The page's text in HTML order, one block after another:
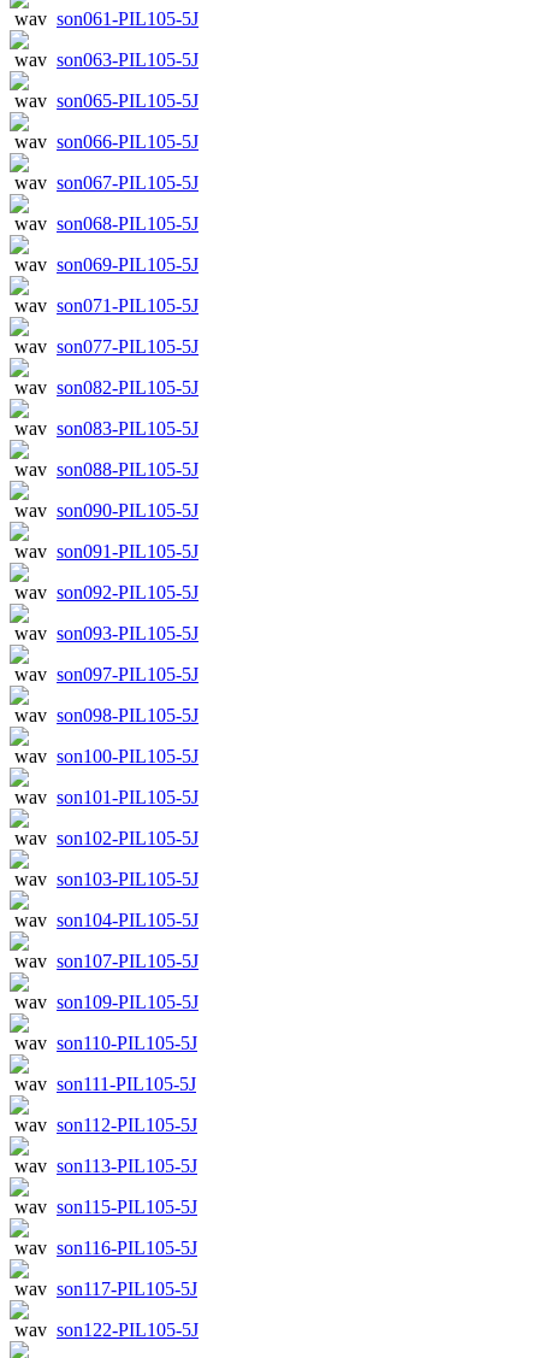
son061-PIL105-5J
son063-PIL105-5J
son065-PIL105-5J
son066-PIL105-5J
son067-PIL105-5J
son068-PIL105-5J
son069-PIL105-5J
son071-PIL105-5J
son077-PIL105-5J
son082-PIL105-5J
son083-PIL105-5J
son088-PIL105-5J
son090-PIL105-5J
son091-PIL105-5J
son092-PIL105-5J
son093-PIL105-5J
son097-PIL105-5J
son098-PIL105-5J
son100-PIL105-5J
son101-PIL105-5J
son102-PIL105-5J
son103-PIL105-5J
son104-PIL105-5J
son107-PIL105-5J
son109-PIL105-5J
son110-PIL105-5J
son111-PIL105-5J
son112-PIL105-5J
son113-PIL105-5J
son115-PIL105-5J
son116-PIL105-5J
son117-PIL105-5J
son122-PIL105-5J